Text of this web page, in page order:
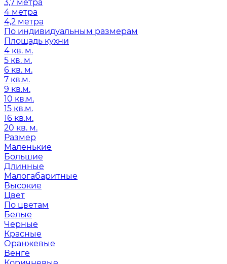
3,7 метра
4 метра
4,2 метра
По индивидуальным размерам
Площадь кухни
4 кв. м.
5 кв. м.
6 кв. м.
7 кв.м.
9 кв.м.
10 кв.м.
15 кв.м.
16 кв.м.
20 кв. м.
Размер
Маленькие
Большие
Длинные
Малогабаритные
Высокие
Цвет
По цветам
Белые
Черные
Красные
Оранжевые
Венге